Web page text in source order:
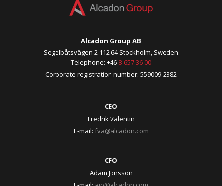
Alcadon Group AB
Segelbåtsvägen 2 112 64 Stockholm, Sweden
Telephone: +46 8-657 36 00
Corporate registration number: 559009-2382
CEO
Fredrik Valentin
E-mail: fva@alcadon.com
CFO
Adam Jonsson